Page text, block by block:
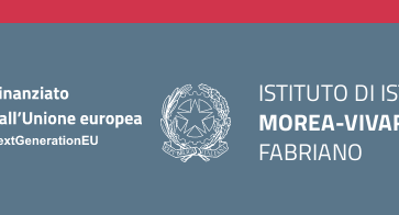
ISTITUTO DI
MOREA-
FABRIANO